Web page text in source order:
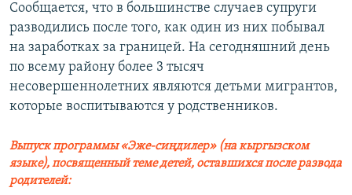
Сообщается, что в большинстве случаев супруги
разводились после того, как один из них побывал
на заработках за границей. На сегодняшний день
по всему району более 3 тысяч
несовершеннолетних являются детьми мигрантов,
которые воспитываются у родственников.
Выпуск программы «Эже-сиңдилер» (на кыргызском
языке), посвященный теме детей, оставшихся после развода
родителей: